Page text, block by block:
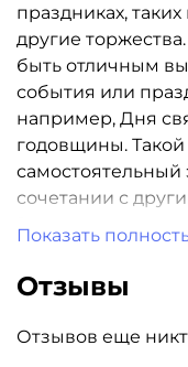
праздниках,
другие
быть отличным
события или
например, Дня
годовщины.
самостоятельный
сочетании с
Рекомендуется
создавая
встроенный
Шар изготовлен
Показать
Отзывы
Отзывов еще